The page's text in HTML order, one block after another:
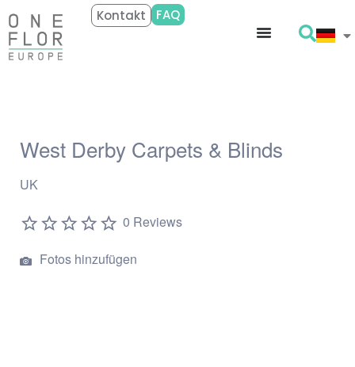
Kontakt FAQ
West Derby Carpets & Blinds
UK
0 Reviews
Fotos hinzufügen